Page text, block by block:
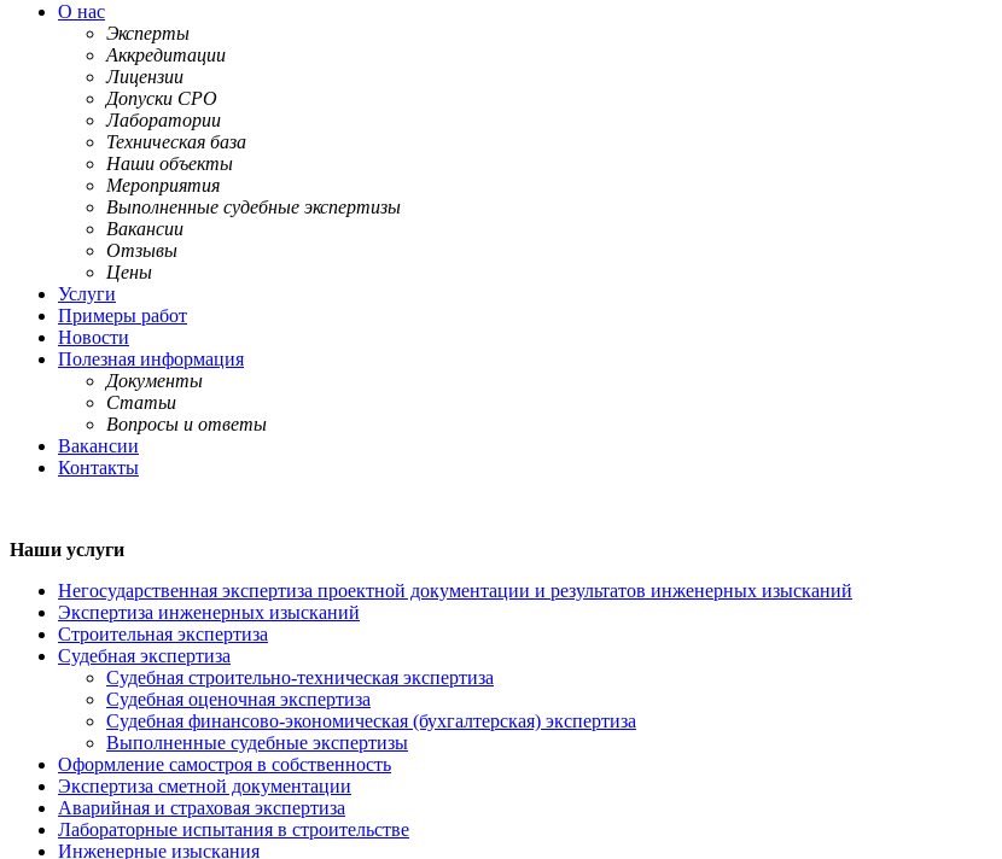
О нас
Эксперты
Аккредитации
Лицензии
Допуски СРО
Лаборатории
Техническая база
Наши объекты
Мероприятия
Выполненные судебные экспертизы
Вакансии
Отзывы
Цены
Услуги
Примеры работ
Новости
Полезная информация
Документы
Статьи
Вопросы и ответы
Вакансии
Контакты
Наши услуги
Негосударственная экспертиза проектной документации и результатов инженерных изысканий
Экспертиза инженерных изысканий
Строительная экспертиза
Судебная экспертиза
Судебная строительно-техническая экспертиза
Судебная оценочная экспертиза
Судебная финансово-экономическая (бухгалтерская) экспертиза
Выполненные судебные экспертизы
Оформление самостроя в собственность
Экспертиза сметной документации
Аварийная и страховая экспертиза
Лабораторные испытания в строительстве
Инженерные изыскания